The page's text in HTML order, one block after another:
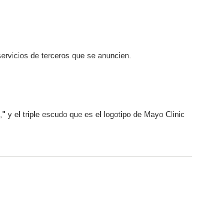
de terceros que se anuncien.
y el triple escudo que es el logotipo de Mayo Clinic